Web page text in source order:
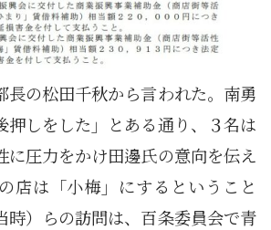
長の松田千秋から言われた。南勇
押しをした」とある通り、３名は
に圧力をかけ田邊氏の意向を伝え
店は「小梅」にするということ
時）らの訪問は、百条委員会で青